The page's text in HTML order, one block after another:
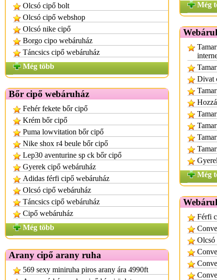
Olcsó cipő bolt
Olcsó cipő webshop
Olcsó nike cipő
Borgo cipo webáruház
Táncsics cipő webáruház
Még több
Bőr cipő webáruház
Fehér fekete bőr cipő
Krém bőr cipő
Puma lowvitation bőr cipő
Nike shox r4 beule bőr cipő
Lep30 aventurine sp ck bőr cipő
Gyerek cipő webáruház
Adidas férfi cipő webáruház
Olcsó cipő webáruház
Táncsics cipő webáruház
Cipő webáruház
Még több
Arany cipő arany ruha
569 sexy miniruha piros arany ára 4990ft
Még
Divat
Még
Férfi
Olcsó